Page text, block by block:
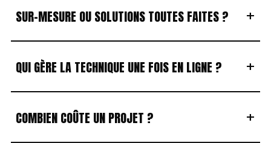
SUR-MESURE OU SOLUTIONS TOUTES FAITES ? +
QUI GÈRE LA TECHNIQUE UNE FOIS EN LIGNE ? +
COMBIEN COÛTE UN PROJET ? +